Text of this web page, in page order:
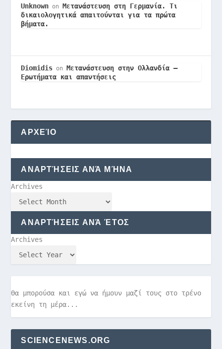
Unknown on Μετανάστευση στη Γερμανία. Τι
δικαιολογητικά απαιτούνται για τα πρώτα
βήματα.
Diomidis on Μετανάστευση στην Ολλανδία –
Ερωτήματα και απαντήσεις
ΑΡΧΕΊΟ
ΑΝΑΡΤΉΣΕΙΣ ΑΝΆ ΜΉΝΑ
Archives
ΑΝΑΡΤΉΣΕΙΣ ΑΝΆ ΈΤΟΣ
Archives
Θα μπορούσα και εγώ να ήμουν μαζί τους στο τρένο
εκείνη τη μέρα...
SCIENCENEWS.ORG